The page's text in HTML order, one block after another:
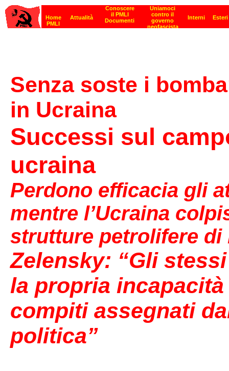
Senza soste i
in Ucraina
Successi sul
ucraina
Perdono efficacia gli
mentre l’Ucraina
strutture petrolifere di
Zelensky: “Gli
la propria
compiti assegnati
politica”